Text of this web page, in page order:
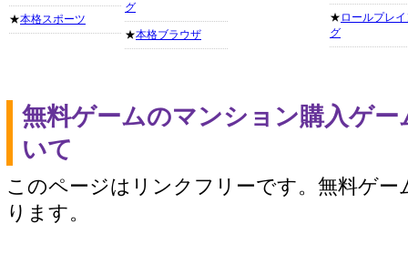
★本格スポーツ
グ
★本格ブラウザ
★ ロールプレ
グ
無料ゲームのマンション購入ゲ
いて
このページはリンクフリーです。無料ゲー
ります。